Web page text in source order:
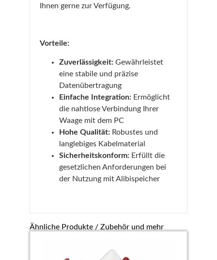
Ihnen gerne zur Verfügung.
Vorteile:
Zuverlässigkeit:Gewährleistet
eine stabile und präzise
Datenübertragung
Einfache Integration:Ermöglicht
die nahtlose Verbindung Ihrer
Waage mit dem PC
Hohe Qualität:Robustes und
langlebiges Kabelmaterial
Sicherheitskonform:Erfüllt die
gesetzlichen Anforderungen bei
der Nutzung mit Alibispeicher
Ähnliche Produkte / Zubehör und mehr